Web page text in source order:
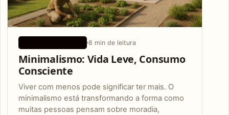
8 min de leitura
Minimalismo: Vida Leve, Consumo
Consciente
Viver com menos pode significar ter mais. O
minimalismo está transformando a forma como
muitas pessoas pensam sobre moradia,